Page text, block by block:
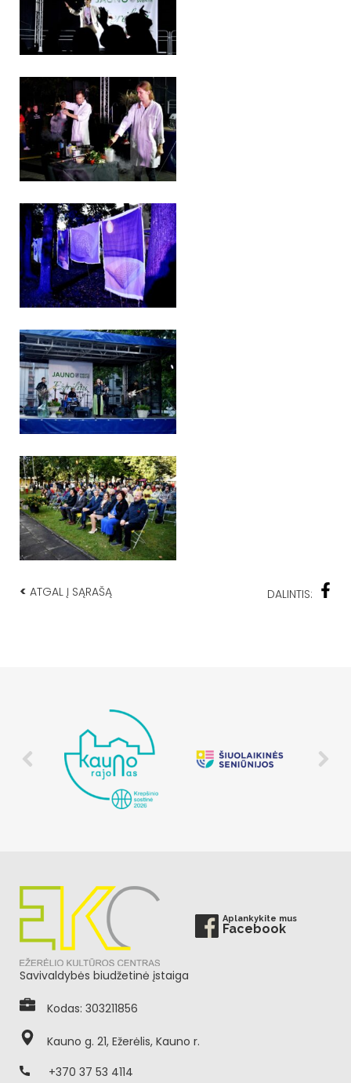
< ATGAL Į SĄRAŠĄ DALINTIS:
Aplankykite mus
Facebook
Savivaldybės biudžetinė įstaiga
Kodas: 303211856
Kauno g. 21, Ežerėlis, Kauno r.
+370 37 53 4114